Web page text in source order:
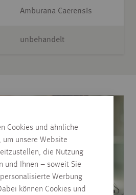
Cookies und ähnliche
um unsere Website
die Nutzung
und Ihnen – soweit Sie
Werbung
können Cookies und
Amburana Caerensis
unbehandelt